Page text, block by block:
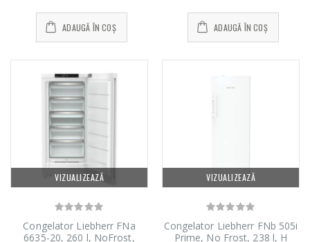
ADAUGĂ ÎN COȘ ADAUGĂ ÎN COȘ
VIZUALIZEAZĂ
Congelator Liebherr FNa
6635-20, 260 l, NoFrost,
VIZUALIZEAZĂ
Congelator Liebherr FNb 505i
Prime, No Frost, 238 l, H
-21%
Masina de tocat
carne Bosch ...
Masina de tocat
carne NobeLTek
...
199,00 Lei
-33%
Robot de
bucatarie Heinner
...
199,00 Lei